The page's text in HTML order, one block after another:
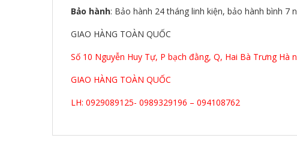
Bảo hành: Bảo hành 24 tháng linh kiện, bảo hành bình 7
GIAO HÀNG TOÀN QUỐC
Số 10 Nguyễn Huy Tự, P bạch đằng, Q, Hai Bà Trưng Hà
GIAO HÀNG TOÀN QUỐC
LH: 0929089125- 0989329196 – 094108762